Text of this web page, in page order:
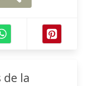
de la